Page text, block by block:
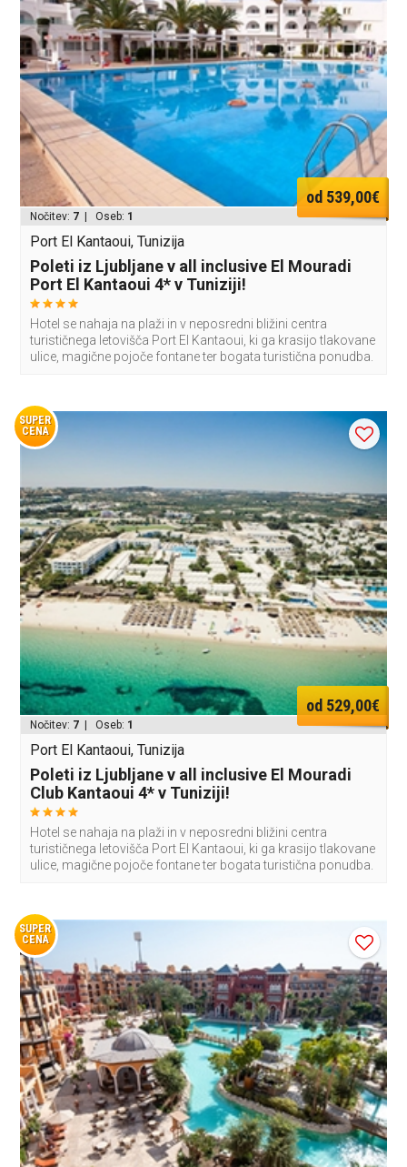
od 539,00€
Nočitev: 7 | Oseb: 1
Port El Kantaoui, Tunizija
Poleti iz Ljubljane v all inclusive El Mouradi
Port El Kantaoui 4* v Tuniziji!
Hotel se nahaja na plaži in v neposredni bližini centra
turističnega letovišča Port El Kantaoui, ki ga krasijo tlakovane
ulice, magične pojoče fontane ter bogata turistična ponudba.
SUPER
CENA
od 529,00€
Nočitev: 7 | Oseb: 1
Port El Kantaoui, Tunizija
Poleti iz Ljubljane v all inclusive El Mouradi
Club Kantaoui 4* v Tuniziji!
Hotel se nahaja na plaži in v neposredni bližini centra
turističnega letovišča Port El Kantaoui, ki ga krasijo tlakovane
ulice, magične pojoče fontane ter bogata turistična ponudba.
SUPER
CENA